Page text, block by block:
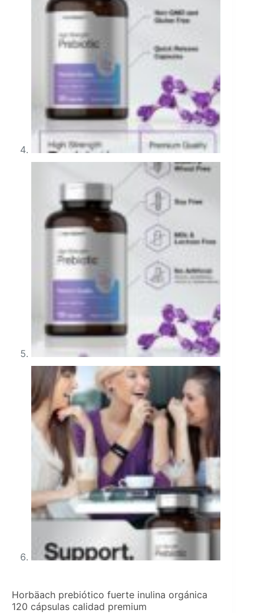
Horbäach prebiótico fuerte inulina orgánica
120 cápsulas calidad premium